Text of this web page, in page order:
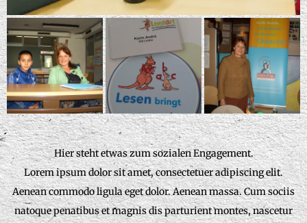
Hier steht etwas zum sozialen Engagement.
Lorem ipsum dolor sit amet, consectetuer adipiscing elit.
Aenean commodo ligula eget dolor. Aenean massa. Cum sociis
natoque penatibus et magnis dis parturient montes, nascetur